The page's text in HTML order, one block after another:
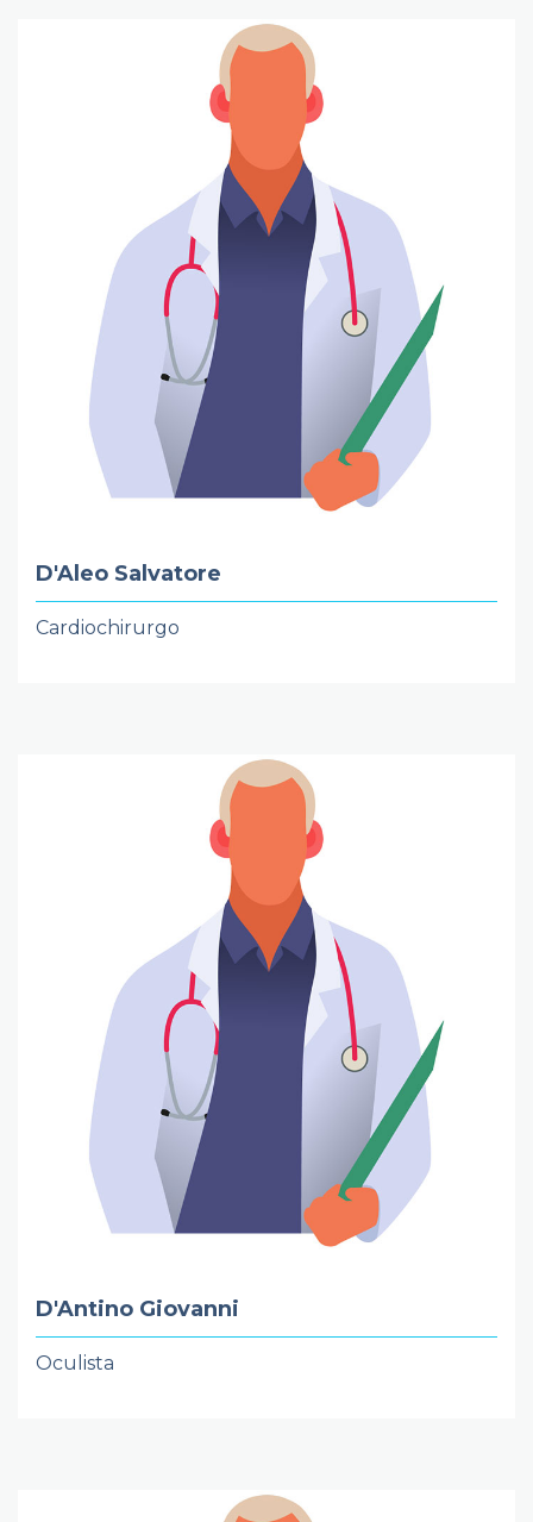
D'Aleo Salvatore
Cardiochirurgo
D'Antino Giovanni
Oculista